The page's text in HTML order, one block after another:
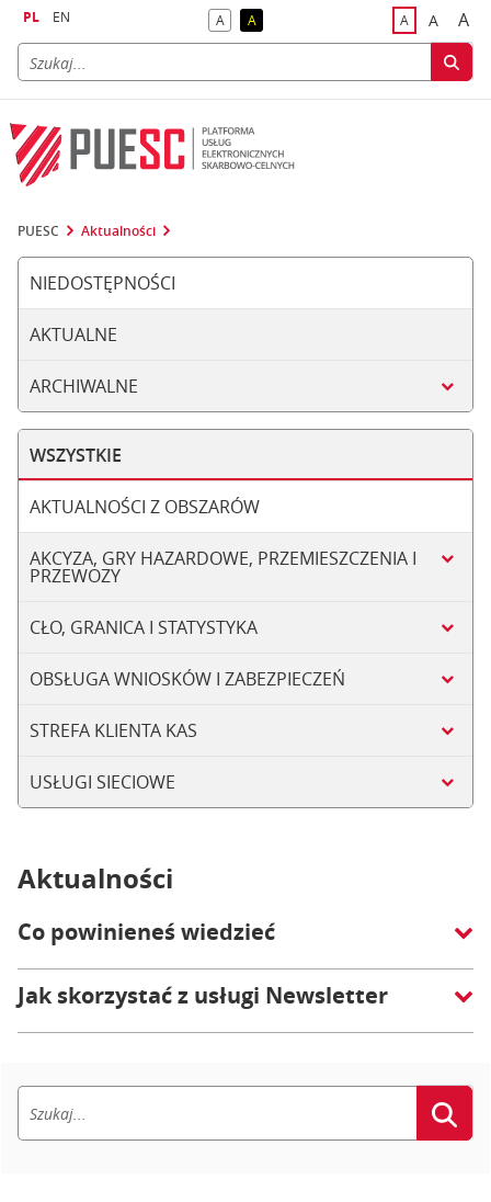
PL EN Akontrast domyślny
Akontrast żółty tekst na czarnym tle
Adomyślna
A A
PUESC Aktualności
NIEDOSTĘPNOŚCI
AKTUALNE
ARCHIWALNE
WSZYSTKIE
AKTUALNOŚCI Z OBSZARÓW
AKCYZA, GRY HAZARDOWE, PRZEMIESZCZENIA I
PRZEWOZY
CŁO, GRANICA I STATYSTYKA
OBSŁUGA WNIOSKÓW I ZABEZPIECZEŃ
STREFA KLIENTA KAS
USŁUGI SIECIOWE
Aktualności
Co powinieneś wiedzieć
Jak skorzystać z usługi Newsletter